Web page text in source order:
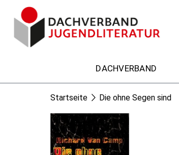
DACHVERBAND
Startseite Die ohne Segen sind